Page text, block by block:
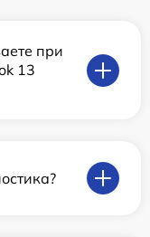
при
13